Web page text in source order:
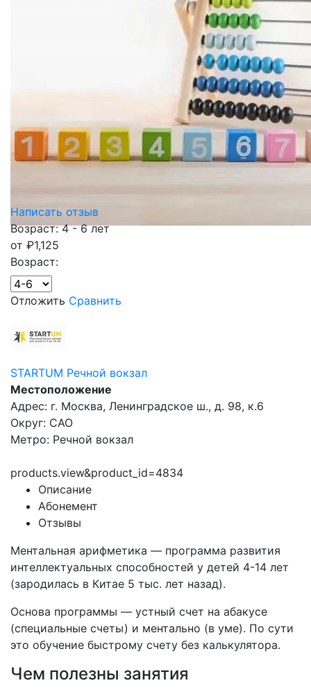
Написать отзыв
Возраст: 4 - 6 лет
от ₽1,125
Возраст:
Отложить Сравнить
STARTUM Речной вокзал
Местоположение
Адрес: г. Москва, Ленинградское ш., д. 98, к.6
Округ: САО
Метро: Речной вокзал
products.view&product_id=4834
Описание
Абонемент
Отзывы
Ментальная арифметика — программа развития
интеллектуальных способностей у детей 4-14 лет
(зародилась в Китае 5 тыс. лет назад).
Основа программы — устный счет на абакусе
(специальные счеты) и ментально (в уме). По сути
это обучение быстрому счету без калькулятора.
Чем полезны занятия